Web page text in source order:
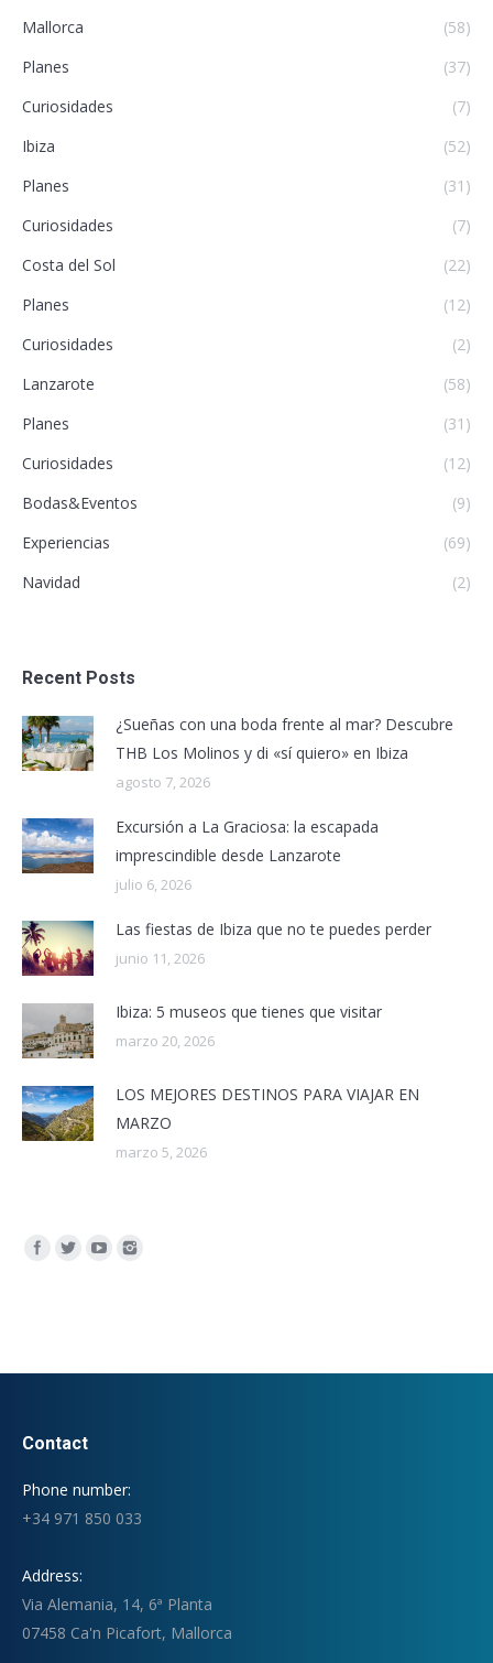
Mallorca
(58)
Planes
(37)
Curiosidades
(7)
Ibiza
(52)
Planes
(31)
Curiosidades
(7)
Costa del Sol
(22)
Planes
(12)
Curiosidades
(2)
Lanzarote
(58)
Planes
(31)
Curiosidades
(12)
Bodas&Eventos
(9)
Experiencias
(69)
Navidad
(2)
Recent Posts
¿Sueñas con una boda frente al mar? Descubre
THB Los Molinos y di «sí quiero» en Ibiza
agosto 7, 2026
Excursión a La Graciosa: la escapada
imprescindible desde Lanzarote
julio 6, 2026
Las fiestas de Ibiza que no te puedes perder
junio 11, 2026
Ibiza: 5 museos que tienes que visitar
marzo 20, 2026
LOS MEJORES DESTINOS PARA VIAJAR EN
MARZO
marzo 5, 2026
Encuéntranos en:
Contact
Phone number:
+34 971 850 033
Address:
Via Alemania, 14, 6ª Planta
07458 Ca'n Picafort, Mallorca